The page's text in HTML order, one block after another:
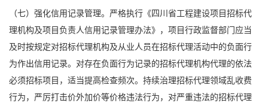
（七）强化信用记录管理。严格执行《四川省工程建设项目招标代
理机构及项目负责人信用记录管理办法》，项目行政监督部门应当
及时按规定对招标代理机构及从业人员在招标代理活动中的负面行
为作出信用记录。对存在负面行为记录的招标代理机构代理的依法
必须招标项目，适当提高检查频次。持续治理招标代理领域乱收费
行为，严厉打击价外加价等价格违法行为，对严重违法的招标代理